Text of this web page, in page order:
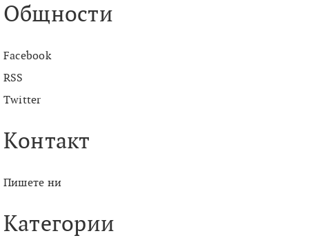
Общности
Facebook
RSS
Twitter
Контакт
Пишете ни
Категории